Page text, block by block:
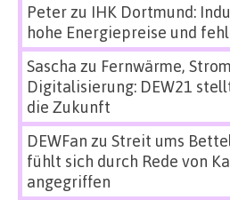
Peterzu IHK Dortmund:
hohe Energiepreise und
Sascha zu Fernwärme,
Digitalisierung: DEW21
die Zukunft
DEWFan zu Streit ums
fühlt sich durch Rede von
angegriffen